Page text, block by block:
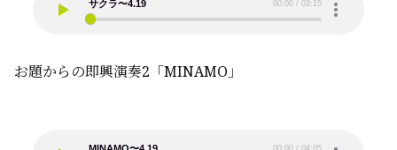
お題からの即興演奏2「MINAMO」